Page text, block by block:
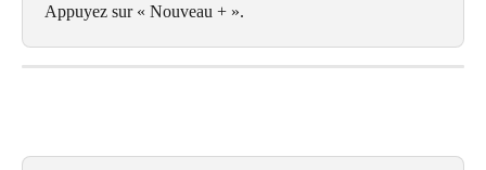
Appuyez sur « Nouveau + ».